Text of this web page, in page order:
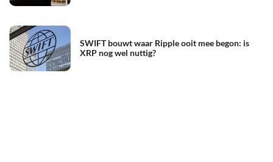
SWIFT bouwt waar Ripple ooit mee begon: is
XRP nog wel nuttig?